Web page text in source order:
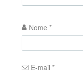
Nome *
E-mail *